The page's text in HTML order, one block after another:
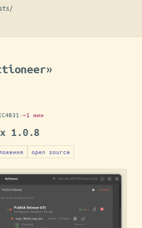
·~1 мин
1.0.8
open source